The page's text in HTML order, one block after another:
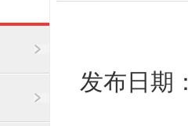
发布日期